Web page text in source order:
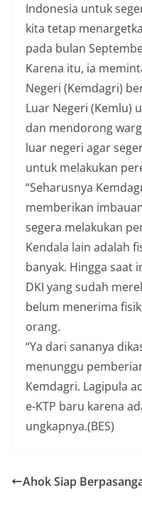
Indonesia untuk
kita tetap
pada bulan
Karena itu, ia
Negeri (Kemdagri)
Luar Negeri (Kemlu)
dan mendorong
luar negeri agar
untuk melakukan
“Seharusnya
memberikan
segera melakukan
Kendala lain adalah
banyak. Hingga saat
DKI yang sudah
belum menerima fisik
orang.
“Ya dari sananya
menunggu
Kemdagri. Lagipula
e-KTP baru karena
ungkapnya.(BES)
Ahok Siap